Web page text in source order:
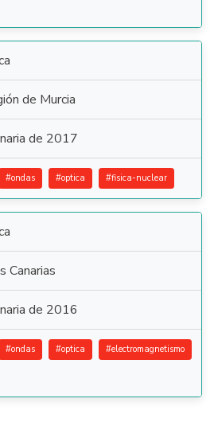
de Murcia
de 2017
#ondas #optica #fisica-nuclear
Canarias
de 2016
#ondas #optica #electromagnetismo